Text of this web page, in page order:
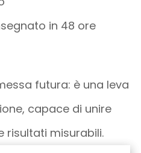
in 48 ore
futura: è una leva
, capace di unire
risultati misurabili.